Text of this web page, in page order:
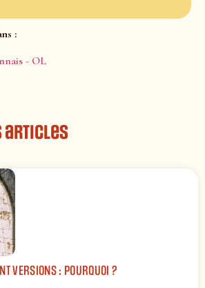
:
- OL
articles
VERSIONS : POURQUOI ?